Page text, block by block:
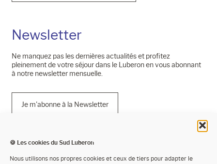
🍪 Les cookies du Sud Luberon
Nous utilisons nos propres cookies et ceux de tiers pour adapter le
Newsletter
Ne manquez pas les dernières actualités et profitez
pleinement de votre séjour dans le Luberon en vous abonnant
à notre newsletter mensuelle.
Je m'abonne à la Newsletter
Mentions légales